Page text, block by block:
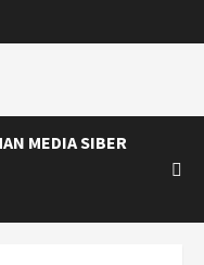
MEDIA SIBER